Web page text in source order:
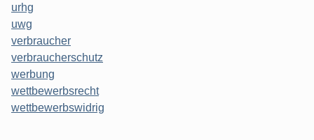
urhg
uwg
verbraucher
verbraucherschutz
werbung
wettbewerbsrecht
wettbewerbswidrig